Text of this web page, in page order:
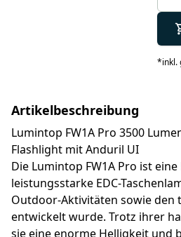
*inkl.
Artikelbeschreibung
Lumintop FW1A Pro 3500
Flashlight mit Anduril UI
Die Lumintop FW1A Pro ist
leistungsstarke EDC-
Outdoor-Aktivitäten sowie den
entwickelt wurde. Trotz ihrer
sie eine enorme Helligkeit und